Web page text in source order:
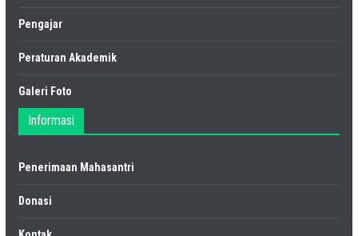
Pengajar
Peraturan Akademik
Galeri Foto
Informasi
Penerimaan Mahasantri
Donasi